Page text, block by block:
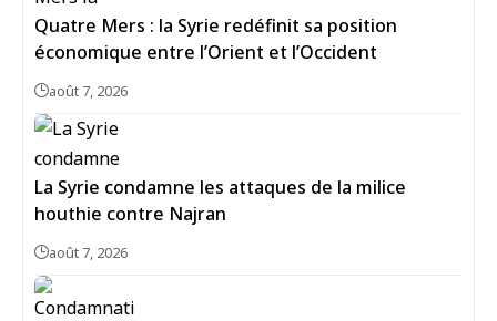
Quatre Mers : la Syrie redéfinit sa position
économique entre l’Orient et l’Occident
août 7, 2026
La Syrie condamne les attaques de la milice
houthie contre Najran
août 7, 2026